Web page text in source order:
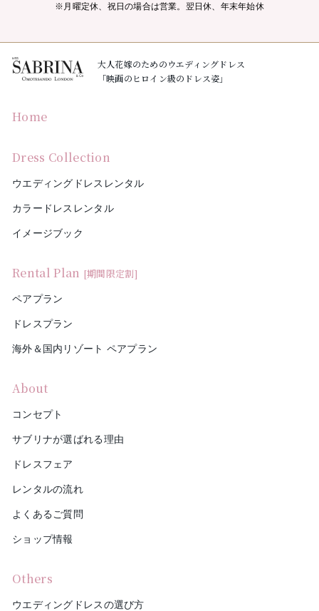
※月曜定休、祝日の場合は営業。翌日休、年末年始休
大人花嫁のためのウエディングドレス
「映画のヒロイン級のドレス姿」
Home
Dress Collection
ウエディングドレスレンタル
カラードレスレンタル
イメージブック
Rental Plan [期間限定割]
ペアプラン
ドレスプラン
海外＆国内リゾート ペアプラン
About
コンセプト
サブリナが選ばれる理由
ドレスフェア
レンタルの流れ
よくあるご質問
ショップ情報
Others
ウエディングドレスの選び方